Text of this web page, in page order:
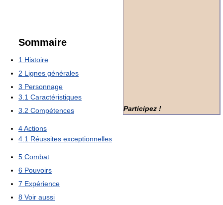
Participez !
Sommaire
1 Histoire
2 Lignes générales
3 Personnage
3.1 Caractéristiques
3.2 Compétences
4Actions
4.1 Réussites exceptionnelles
5 Combat
6 Pouvoirs
7 Expérience
8 Voir aussi